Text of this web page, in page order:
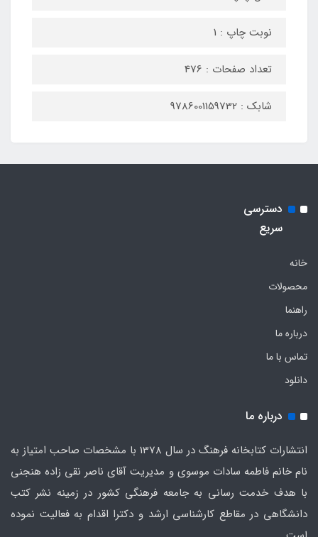
نوبت چاپ : 1
تعداد صفحات : 476
شابک : 9786001159732
دسترسی
سریع
خانه
محصولات
راهنما
درباره ما
تماس با ما
دانلود
درباره ما
انتشارات کتابخانه فرهنگ در سال 1378 با مشخصات صاحب امتیاز به
نام خانم فاطمه سادات موسوی و مدیریت آقای ناصر نقی زاده هنجنی
با هدف خدمت رسانی به جامعه فرهنگی کشور در زمینه نشر کتب
دانشگاهی در مقاطع کارشناسی ارشد و دکترا اقدام به فعالیت نموده